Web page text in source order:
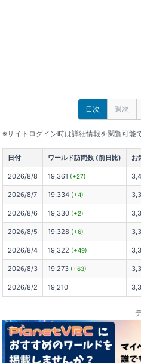
日次 週次
※サイトログイン時は詳細情報を閲覧可能
日付 ワールド訪問数 (前日比) お
2026/8/8 19,361 (+27)
2026/8/7 19,334 (+4)
2026/8/6 19,330 (+2)
2026/8/5 19,328 (+6)
2026/8/4 19,322 (+49)
2026/8/3 19,273 (+63)
2026/8/2 19,210